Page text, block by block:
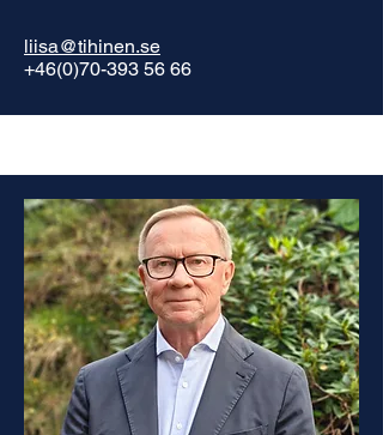
liisa@tihinen.se
+46(0)70-393 56 66